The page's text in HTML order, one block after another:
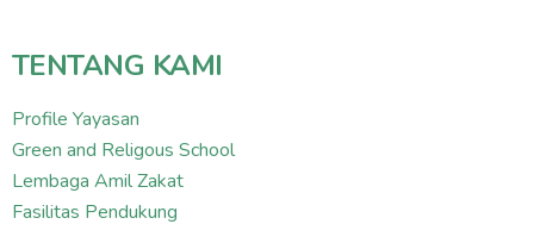
TENTANG KAMI
Profile Yayasan
Green and Religous School
Lembaga Amil Zakat
Fasilitas Pendukung